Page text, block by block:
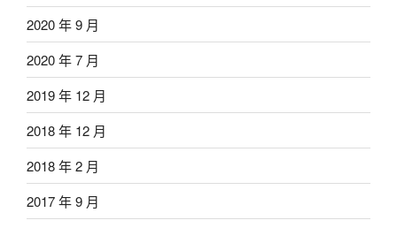
2020 年 9 月
2020 年 7 月
2019 年 12 月
2018 年 12 月
2018 年 2 月
2017 年 9 月